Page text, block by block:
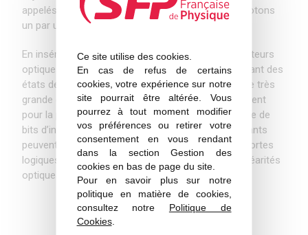
Ce site utilise des cookies.
En cas de refus de certains
cookies, votre expérience sur notre
site pourrait être altérée. Vous
pourrez à tout moment modifier
vos préférences ou retirer votre
consentement en vous rendant
dans la section Gestion des
cookies en bas de page du site.
Pour en savoir plus sur notre
politique en matière de cookies,
consultez notre Politique de
Cookies.
appelés « boîtes quantiques » qui émettent des photons
un par un.
En insérant ces atomes artificiels dans des résonateurs
optiques, nous fabriquons des composants émettant des
états de la lumière à un seul photon présentant une très
grande cohérence quantique. Ces sources permettent
pour la première fois de manipuler un grand nombre de
bits d’information quantique. Les mêmes composants
peuvent également être utilisés pour réaliser des portes
logiques à deux-photons, en exploitant des non-linéarités
optiques à l’échelle du photon unique.